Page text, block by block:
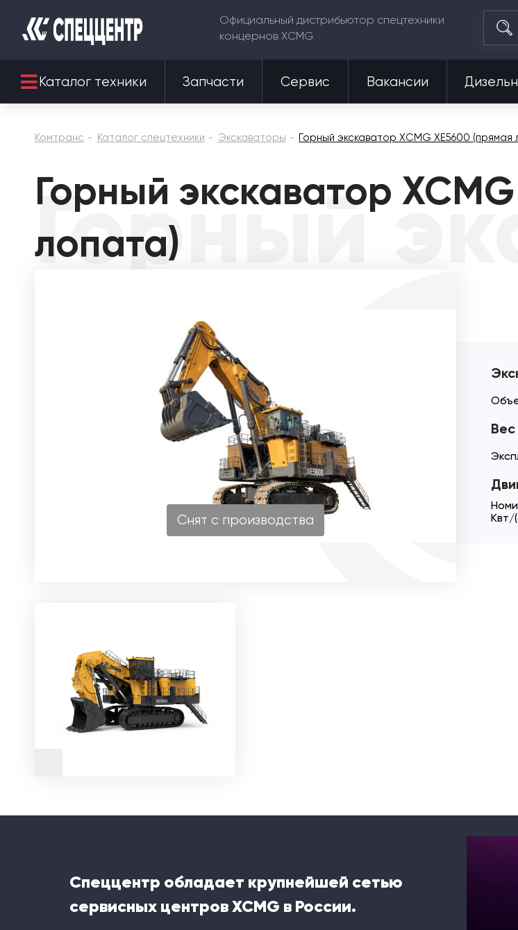
Официальный дистрибьютор спецтехники
концернов XCMG
Каталог техники Запчасти Сервис Вакансии
Комтранс Каталог спецтехники Экскаваторы Горный экскаватор XCMG XE5600 (прямая
Горный
Горный экскаватор
лопата)
Снят с производства
Квт/
Спеццентр обладает крупнейшей сетью
сервисных центров XCMG в России.